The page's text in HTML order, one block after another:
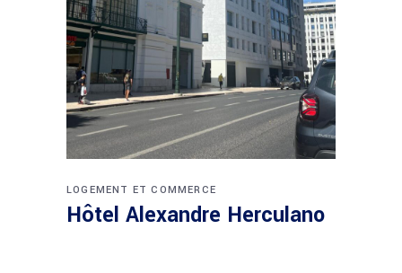
LOGEMENT ET COMMERCE
Hôtel Alexandre Herculano